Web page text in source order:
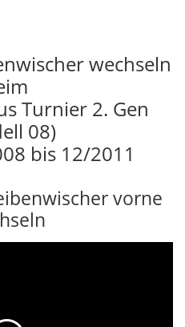
wechseln
Turnier 2. Gen
08)
bis 12/2011
vorne